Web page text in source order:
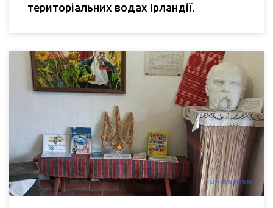
територіальних водах Ірландії.